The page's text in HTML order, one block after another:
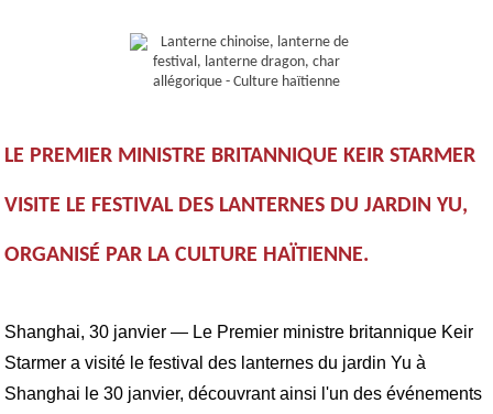
LE PREMIER MINISTRE BRITANNIQUE KEIR STARMER
VISITE LE FESTIVAL DES LANTERNES DU JARDIN YU,
ORGANISÉ PAR LA CULTURE HAÏTIENNE.
Shanghai, 30 janvier — Le Premier ministre britannique Keir
Starmer a visité le festival des lanternes du jardin Yu à
Shanghai le 30 janvier, découvrant ainsi l'un des événements